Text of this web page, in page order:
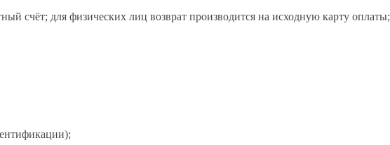
счёт; для физических лиц возврат производится на исходную карту оплаты;